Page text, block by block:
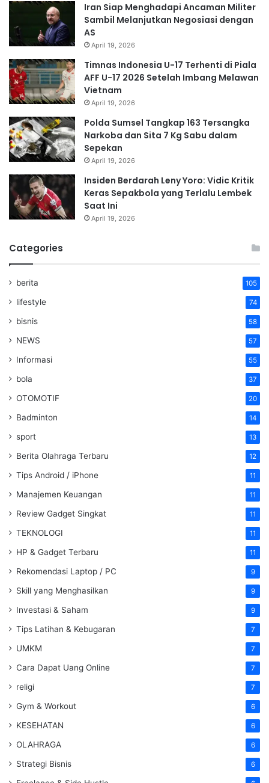
Iran Siap Menghadapi Ancaman Militer
Sambil Melanjutkan Negosiasi dengan
AS
April 19, 2026
Timnas Indonesia U-17 Terhenti di Piala
AFF U-17 2026 Setelah Imbang Melawan
Vietnam
April 19, 2026
Polda Sumsel Tangkap 163 Tersangka
Narkoba dan Sita 7 Kg Sabu dalam
Sepekan
April 19, 2026
Insiden Berdarah Leny Yoro: Vidic Kritik
Keras Sepakbola yang Terlalu Lembek
Saat Ini
April 19, 2026
Categories
berita 105
lifestyle 74
bisnis 58
NEWS 57
Informasi 55
bola 37
OTOMOTIF 20
Badminton 14
sport 13
Berita Olahraga Terbaru 12
Tips Android / iPhone 11
Manajemen Keuangan 11
Review Gadget Singkat 11
TEKNOLOGI 11
HP & Gadget Terbaru 11
Rekomendasi Laptop / PC 9
Skill yang Menghasilkan 9
Investasi & Saham 9
Tips Latihan & Kebugaran 7
UMKM 7
Cara Dapat Uang Online 7
religi 7
Gym & Workout 6
KESEHATAN 6
OLAHRAGA 6
Strategi Bisnis 6